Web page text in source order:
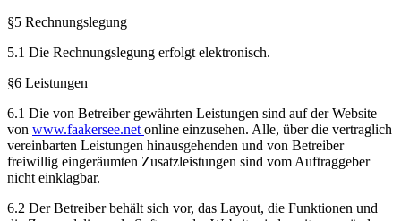
§5 Rechnungslegung
5.1 Die Rechnungslegung erfolgt elektronisch.
§6 Leistungen
6.1 Die von Betreiber gewährten Leistungen sind auf der Website
von www.faakersee.net online einzusehen. Alle, über die vertraglich
vereinbarten Leistungen hinausgehenden und von Betreiber
freiwillig eingeräumten Zusatzleistungen sind vom Auftraggeber
nicht einklagbar.
6.2 Der Betreiber behält sich vor, das Layout, die Funktionen und